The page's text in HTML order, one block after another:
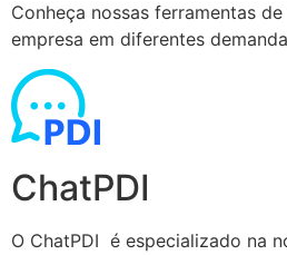
Conheça nossas ferramentas
empresa em diferentes
ChatPDI
O ChatPDI é especializado na